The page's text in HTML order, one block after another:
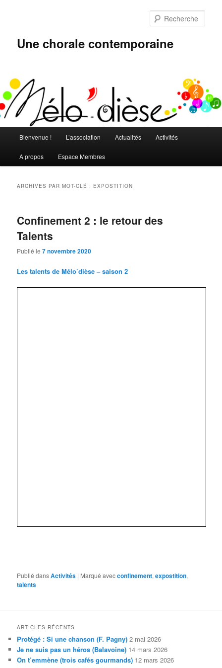
Une chorale contemporaine
principal
Bienvenue ! L’association Actualités Activités
A propos Espace Membres
ARCHIVES PAR MOT-CLÉ : EXPOSTITION
Confinement 2 : le retour des
Talents
Publié le7 novembre 2020
Les talents de Mélo’dièse – saison 2
Publié dansActivités | Marqué avecconfinement,expostition,
talents
ARTICLES RÉCENTS
Protégé : Si une chanson (F. Pagny) 2 mai 2026
Je ne suis pas un héros (Balavoine) 14 mars 2026
On t’emmène (trois cafés gourmands) 12 mars 2026